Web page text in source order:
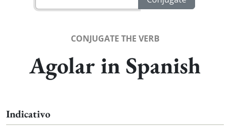
CONJUGATE THE VERB
Agolar in Spanish
Indicativo